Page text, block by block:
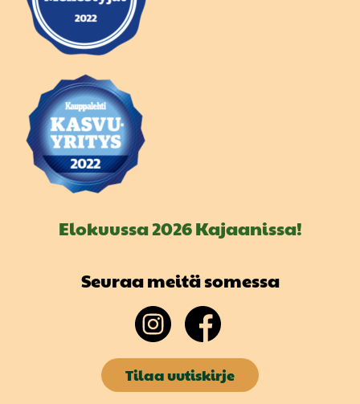
Elokuussa 2026 Kajaanissa!
Seuraa meitä somessa
Tilaa uutiskirje